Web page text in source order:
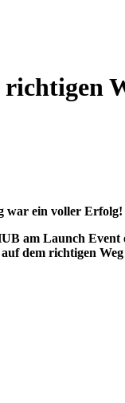
war ein voller Erfolg!
am Launch
auf dem richtigen